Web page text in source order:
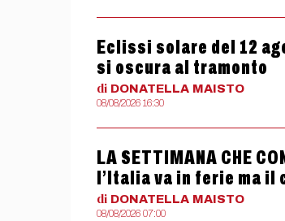
Eclissi solare del 12
si oscura al tramonto
di DONATELLA MAISTO
08/08/2026 16:30
LA SETTIMANA CHE
l’Italia va in ferie ma il
di DONATELLA MAISTO
08/08/2026 07:00